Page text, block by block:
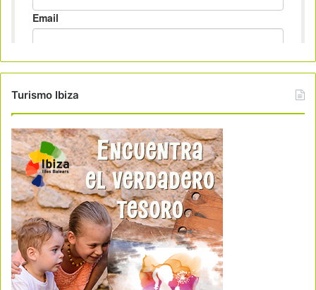
Turismo Ibiza